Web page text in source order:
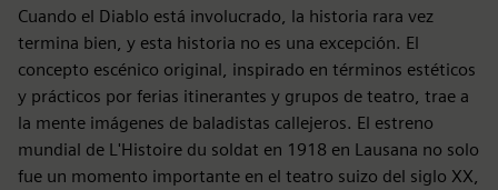
Cuando el Diablo está involucrado, la historia rara vez
termina bien, y esta historia no es una excepción. El
concepto escénico original, inspirado en términos estéticos
y prácticos por ferias itinerantes y grupos de teatro, trae a
la mente imágenes de baladistas callejeros. El estreno
mundial de L'Histoire du soldat en 1918 en Lausana no solo
fue un momento importante en el teatro suizo del siglo XX,